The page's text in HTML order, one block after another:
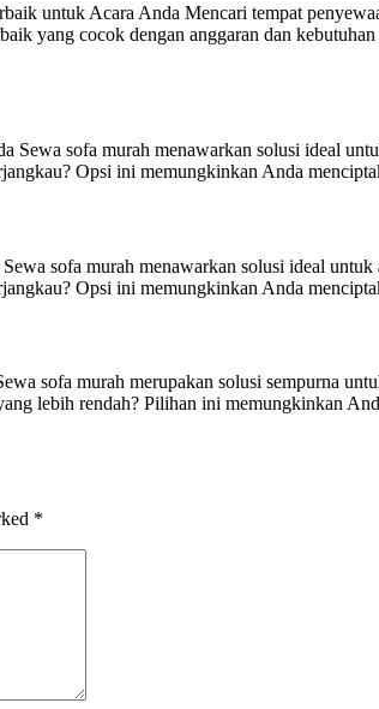
untuk Acara Anda Mencari tempat
yang cocok dengan anggaran dan
sofa murah menawarkan solusi ideal
Opsi ini memungkinkan Anda
sofa murah menawarkan solusi ideal
Opsi ini memungkinkan Anda
sofa murah merupakan solusi sempurna
lebih rendah? Pilihan ini memungkinkan
*